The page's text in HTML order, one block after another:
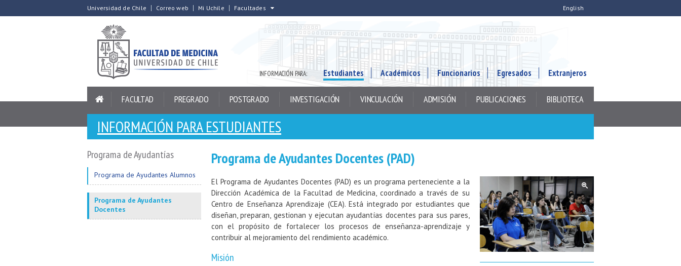
Universidad de Chile Correo web Mi Uchile Facultades English
INFORMACIÓN PARA: Estudiantes Académicos Funcionarios Egresados Extranjeros
FACULTAD PREGRADO POSTGRADO INVESTIGACIÓN VINCULACIÓN ADMISIÓN PUBLICACIONES BIBLIOTECA
INFORMACIÓN PARA ESTUDIANTES
Programa de Ayudantías
Programa de Ayudantes Alumnos
Programa de Ayudantes
Docentes
Programa de Ayudantes Docentes (PAD)
El Programa de Ayudantes Docentes (PAD) es un programa perteneciente a la
Dirección Académica de la Facultad de Medicina, coordinado a través de su
Centro de Enseñanza Aprendizaje (CEA). Está integrado por estudiantes que
diseñan, preparan, gestionan y ejecutan ayudantías docentes para sus pares,
con el propósito de fortalecer los procesos de enseñanza-aprendizaje y
contribuir al mejoramiento del rendimiento académico.
Misión